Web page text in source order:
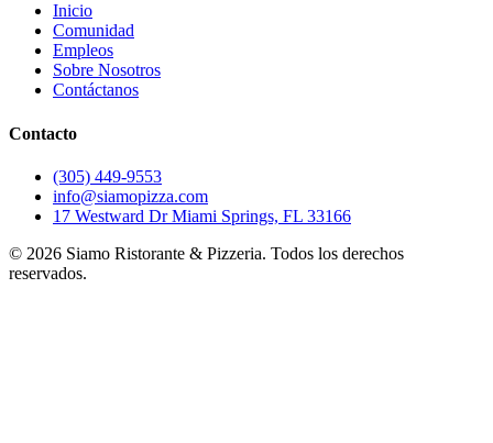
Inicio
Comunidad
Empleos
Sobre Nosotros
Contáctanos
Contacto
(305) 449-9553
info@siamopizza.com
17 Westward Dr Miami Springs, FL 33166
© 2026 Siamo Ristorante & Pizzeria. Todos los derechos
reservados.